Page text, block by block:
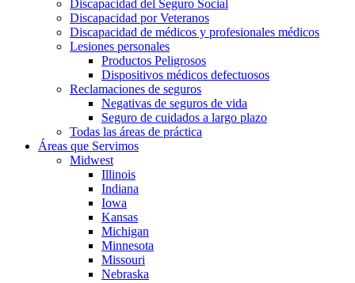
Discapacidad del Seguro Social
Discapacidad por Veteranos
Discapacidad de médicos y profesionales médicos
Lesiones personales
Productos Peligrosos
Dispositivos médicos defectuosos
Reclamaciones de seguros
Negativas de seguros de vida
Seguro de cuidados a largo plazo
Todas las áreas de práctica
Áreas que Servimos
Midwest
Illinois
Indiana
Iowa
Kansas
Michigan
Minnesota
Missouri
Nebraska